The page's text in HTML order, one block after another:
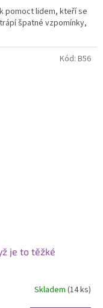
pomoct lidem, kteří se
špatné vzpomínky,
je to těžké
Skladem (14 ks)
Kód: B56